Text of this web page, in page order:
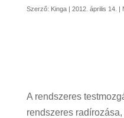
Szerző: Kinga| 2012. április 14. |
A rendszeres
rendszeres